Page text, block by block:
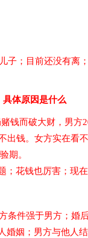
；目前还没有离
体原因是什么
钱而破大财，男方
钱。女方实在看
期。
花钱也厉害；现
件强于男方；婚
姻；男方与他人